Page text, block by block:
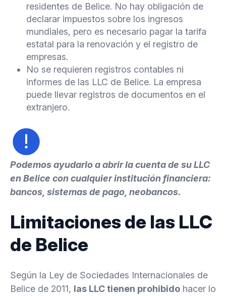
residentes de Belice. No hay obligación de
declarar impuestos sobre los ingresos
mundiales, pero es necesario pagar la tarifa
estatal para la renovación y el registro de
empresas.
No se requieren registros contables ni
informes de las LLC de Belice. La empresa
puede llevar registros de documentos en el
extranjero.
Podemos ayudarlo a abrir la cuenta de su LLC
en Belice con cualquier institución financiera:
bancos, sistemas de pago, neobancos.
Limitaciones de las LLC
de Belice
Según la Ley de Sociedades Internacionales de
Belice de 2011, las LLC tienen prohibido hacer lo